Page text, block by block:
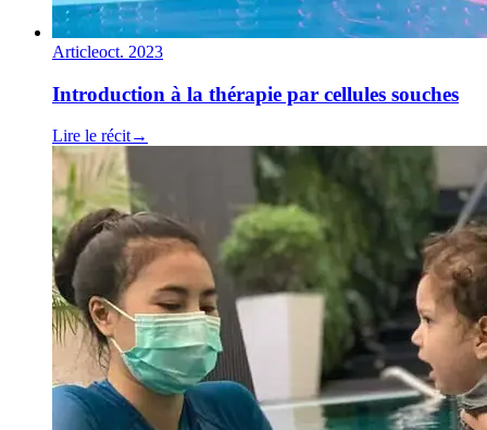
Articleoct. 2023
Introduction à la thérapie par cellules souches
Lire le récit→